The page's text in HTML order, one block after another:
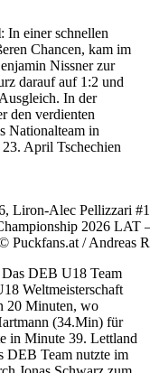
: In einer schnellen
Chancen, kam im
Nissner zur
darauf auf 1:2 und
In der
den verdienten
Nationalteam in
April Tschechien
Liron-Alec Pellizzari
2026 LAT
/ Andreas
Das DEB U18 Team
Weltmeisterschaft
20 Minuten, wo
(34.Min) für
in Minute 39. Lettland
DEB Team nutzte im